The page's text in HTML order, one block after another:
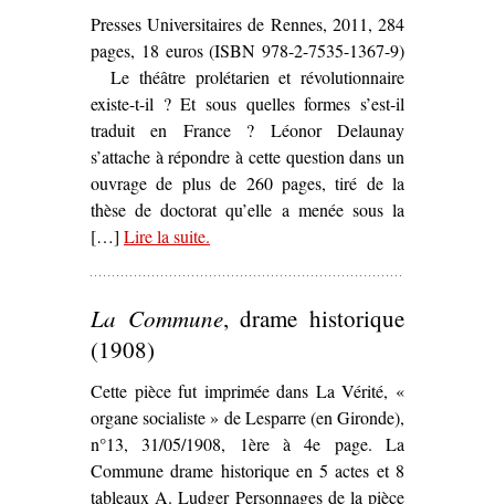
Presses Universitaires de Rennes, 2011, 284
pages, 18 euros (ISBN 978-2-7535-1367-9)
Le théâtre prolétarien et révolutionnaire
existe-t-il ? Et sous quelles formes s’est-il
traduit en France ? Léonor Delaunay
s’attache à répondre à cette question dans un
ouvrage de plus de 260 pages, tiré de la
thèse de doctorat qu’elle a menée sous la
[…] Lire la suite– ‘
Grande Guerre au Front populaire
.
La Commune, drame historique
(1908)
Cette pièce fut imprimée dans La Vérité, «
organe socialiste » de Lesparre (en Gironde),
n°13, 31/05/1908, 1ère à 4e page. La
Commune drame historique en 5 actes et 8
tableaux A. Ludger Personnages de la pièce